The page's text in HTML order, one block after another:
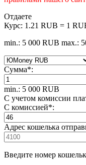
Отдаете
Курс: 1.21 RUB = 1
min.: 5 000 RUB max.:
Сумма*:
min.: 5 000 RUB
С учетом комиссии
С комиссией*:
Адрес кошелька
Введите номер